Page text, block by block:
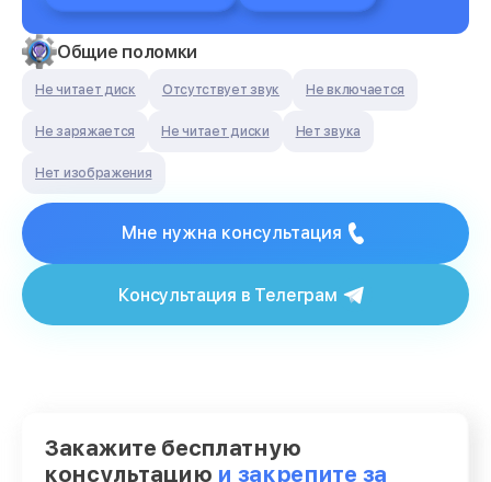
Общие поломки
Не читает диск Отсутствует звук Не включается
Не заряжается Не читает диски Нет звука
Нет изображения
Мне нужна консультация
Консультация в Телеграм
Закажите бесплатную
консультацию и закрепите за